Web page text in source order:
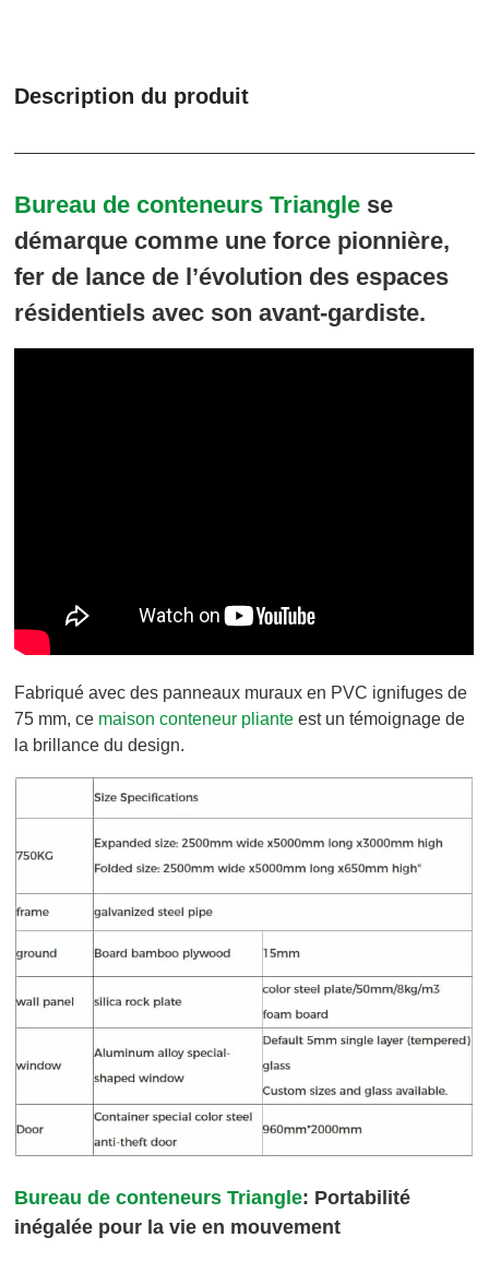
Description du produit
Bureau de conteneurs Triangle se
démarque comme une force pionnière,
fer de lance de l’évolution des espaces
résidentiels avec son avant-gardiste.
Fabriqué avec des panneaux muraux en PVC ignifuges de
75 mm, ce maison conteneur pliante est un témoignage de
la brillance du design.
Bureau de conteneurs Triangle: Portabilité
inégalée pour la vie en mouvement